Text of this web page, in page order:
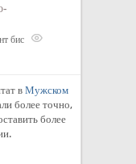
бис
в Мужском
более точно,
более